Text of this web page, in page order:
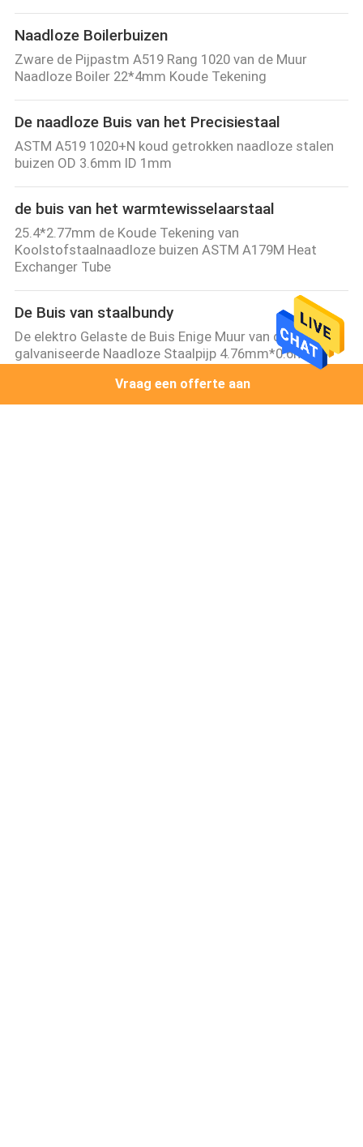
Naadloze Boilerbuizen
Zware de Pijpastm A519 Rang 1020 van de Muur
Naadloze Boiler 22*4mm Koude Tekening
De naadloze Buis van het Precisiestaal
ASTM A519 1020+N koud getrokken naadloze stalen
buizen OD 3.6mm ID 1mm
de buis van het warmtewisselaarstaal
25.4*2.77mm de Koude Tekening van
Koolstofstaalnaadloze buizen ASTM A179M Heat
Exchanger Tube
De Buis van staalbundy
De elektro Gelaste de Buis Enige Muur van de Koperrol
galvaniseerde Naadloze Staalpijp 4.76mm*0.6mm
Vraag een offerte aan